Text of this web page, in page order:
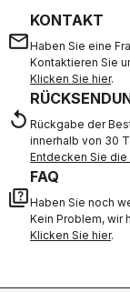
email
KONTAKT
Haben Sie eine
Kontaktieren Sie
Klicken Sie hier.
replay Rückgabe der
innerhalb von 30
Entdecken Sie
quiz
FAQ
Haben Sie noch
Kein Problem, wir
Klicken Sie hier.